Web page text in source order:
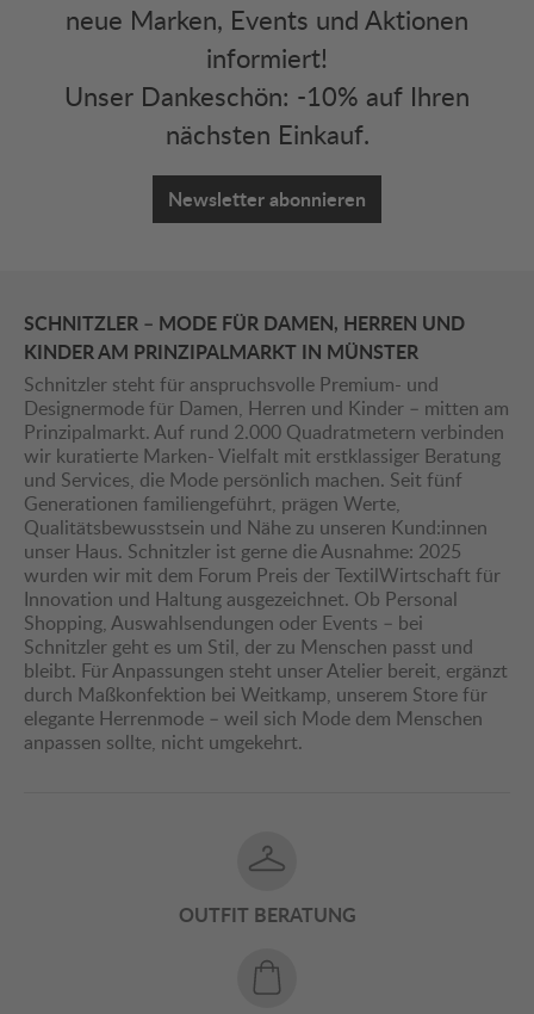
neue Marken, Events und Aktionen
informiert!
Unser Dankeschön: -10% auf Ihren
nächsten Einkauf.
Newsletter abonnieren
SCHNITZLER – MODE FÜR DAMEN, HERREN UND
KINDER AM PRINZIPALMARKT IN MÜNSTER
Schnitzler steht für anspruchsvolle Premium- und
Designermode für Damen, Herren und Kinder – mitten am
Prinzipalmarkt. Auf rund 2.000 Quadratmetern verbinden
wir kuratierte Marken- Vielfalt mit erstklassiger Beratung
und Services, die Mode persönlich machen. Seit fünf
Generationen familiengeführt, prägen Werte,
Qualitätsbewusstsein und Nähe zu unseren Kund:innen
unser Haus. Schnitzler ist gerne die Ausnahme: 2025
wurden wir mit dem Forum Preis der TextilWirtschaft für
Innovation und Haltung ausgezeichnet. Ob Personal
Shopping, Auswahlsendungen oder Events – bei
Schnitzler geht es um Stil, der zu Menschen passt und
bleibt. Für Anpassungen steht unser Atelier bereit, ergänzt
durch Maßkonfektion bei Weitkamp, unserem Store für
elegante Herrenmode – weil sich Mode dem Menschen
anpassen sollte, nicht umgekehrt.
OUTFIT BERATUNG